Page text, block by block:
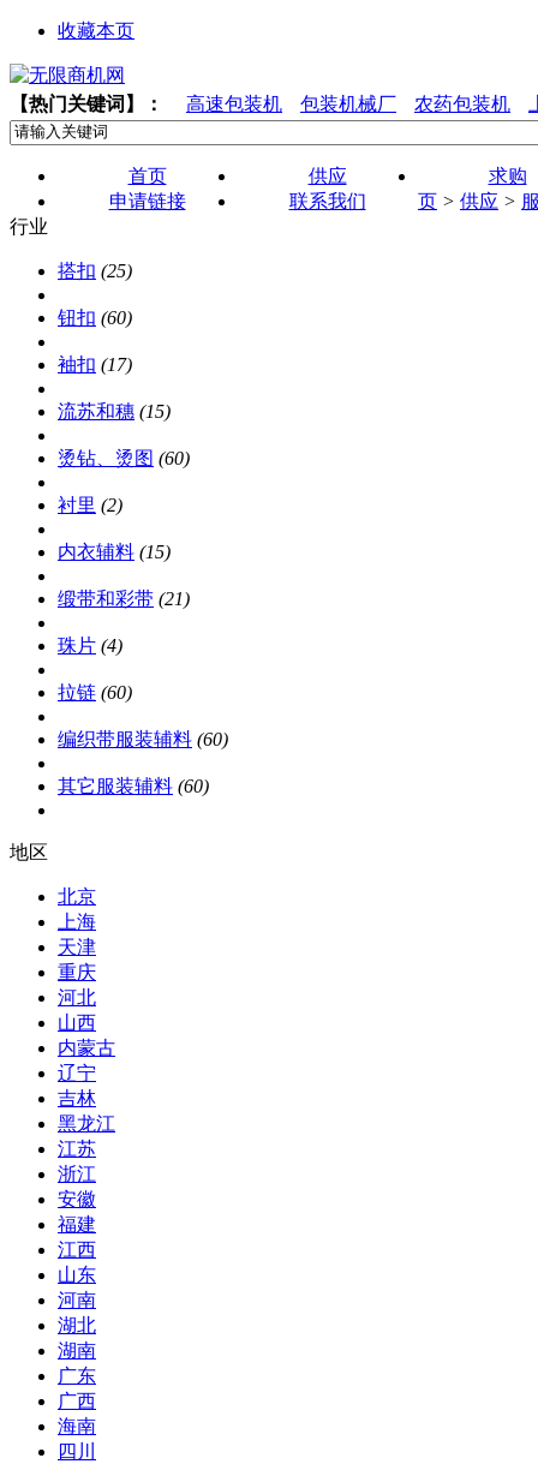
收藏本页
【热门关键词】： 高速包装机 包装机械厂 农药包装机
首页 供应
求购
申请链接
联系我们 页 > 供应 >
行业
搭扣 (25)
钮扣 (60)
袖扣 (17)
流苏和穗 (15)
烫钻、烫图 (60)
衬里 (2)
内衣辅料 (15)
缎带和彩带 (21)
珠片 (4)
拉链 (60)
编织带服装辅料 (60)
其它服装辅料 (60)
地区
北京
上海
天津
重庆
河北
山西
内蒙古
辽宁
吉林
黑龙江
江苏
浙江
安徽
福建
江西
山东
河南
湖北
湖南
广东
广西
海南
四川